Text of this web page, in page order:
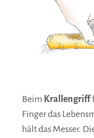
Beim Krallengriff
Finger das
hält das Messer.